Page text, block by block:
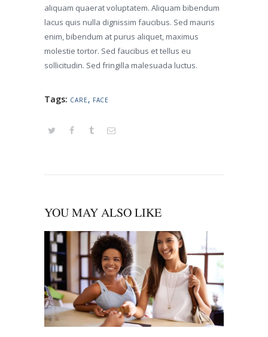
aliquam quaerat voluptatem. Aliquam bibendum
lacus quis nulla dignissim faucibus. Sed mauris
enim, bibendum at purus aliquet, maximus
molestie tortor. Sed faucibus et tellus eu
sollicitudin. Sed fringilla malesuada luctus.
Tags: CARE , FACE
YOU MAY ALSO LIKE